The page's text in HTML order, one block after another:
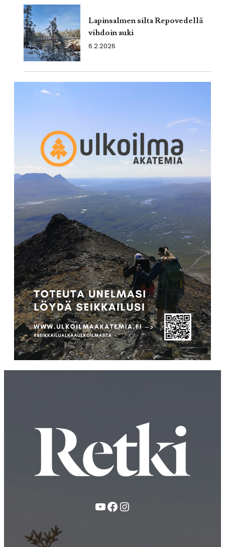
Lapinsalmen silta Repovedellä
vihdoin auki
6.2.2026
YouTube
FacebookInstagram